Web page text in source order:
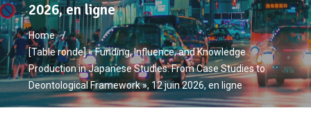
2026, en ligne
Home
[Table ronde] « Funding, Influence, and Knowledge
Production in Japanese Studies: From Case Studies to
Deontological Framework », 12 juin 2026, en ligne